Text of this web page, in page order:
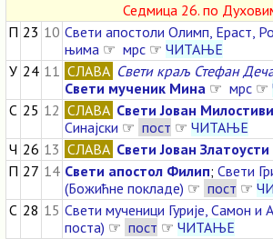
Седмица 26. по
П 23 10 Свети апостоли Олимп, Ераст,
њима ☞ мрс ☞ ЧИТАЊЕ
У 24 11 СЛАВА Свети краљ Стефан
Свети мученик Мина ☞ мрс ☞
С 25 12 СЛАВА Свети Јован Милостиви
Синајски ☞ пост ☞ ЧИТАЊЕ
Ч 26 13 СЛАВА Свети Јован Златоусти
П 27 14 Свети апостол Филип; Свети
(Божићне покладе) ☞ пост ☞
С 28 15 Свети мученици Гурије, Самон и
поста) ☞ пост ☞ ЧИТАЊЕ